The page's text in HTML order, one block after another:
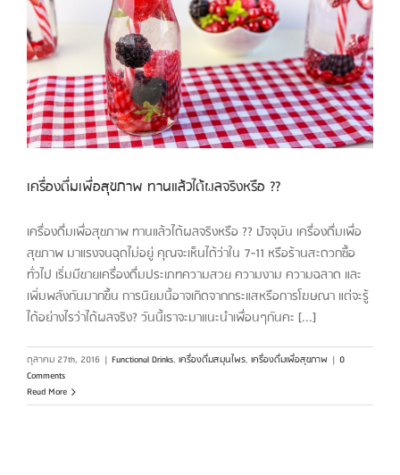
เครื่องดื่มเพื่อสุขภาพ ทานแล้วได้ผลจริงหรือ ??
เครื่องดื่มเพื่อสุขภาพ ทานแล้วได้ผลจริงหรือ ?? ปัจจุบัน เครื่องดื่มเพื่อ
สุขภาพ มาแรงจนฉุดไม่อยู่ คุณจะเห็นได้ว่าใน 7-11 หรือร้านสะดวกซื้อ
ทั่วไป เริ่มมีขายเครื่องดื่มประเภทความสวย ความงาม ความฉลาด และ
เพิ่มพลังกันมากขึ้น การนิยมนี้อาจเกิดจากกระแสหรือการโฆษณา แต่จะรู้
ได้อย่างไรว่าได้ผลจริง? วันนี้เราจะมาแนะนำเพื่อนๆกันคะ [...]
ตุลาคม 27th, 2016 | Functional Drinks, เครื่องดื่มสมุนไพร, เครื่องดื่มเพื่อสุขภาพ | 0
Comments
Read More